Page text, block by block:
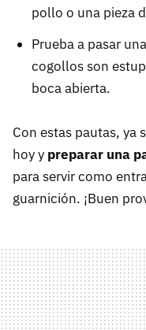
pollo o una pieza
Prueba a pasar
cogollos son
boca abierta.
Con estas pautas, ya
hoy y preparar una
para servir como
guarnición. ¡Buen